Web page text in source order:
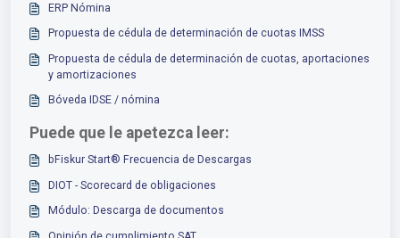
ERP Nómina
Propuesta de cédula de determinación de cuotas IMSS
Propuesta de cédula de determinación de cuotas, aportaciones
y amortizaciones
Bóveda IDSE / nómina
Puede que le apetezca leer:
bFiskur Start® Frecuencia de Descargas
DIOT - Scorecard de obligaciones
Módulo: Descarga de documentos